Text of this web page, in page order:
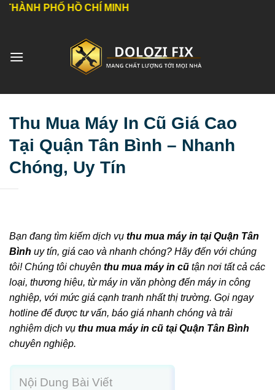
Bỏ
dung
HỒ CHÍ MINH
Thu Mua Máy In Cũ Giá Cao
Tại Quận Tân Bình – Nhanh
Chóng, Uy Tín
Bạn đang tìm kiếm dịch vụ thu mua máy in tại Quận Tân
Bình uy tín, giá cao và nhanh chóng? Hãy đến với chúng
tôi! Chúng tôi chuyên thu mua máy in cũ tận nơi tất cả các
loại, thương hiệu, từ máy in văn phòng đến máy in công
nghiệp, với mức giá cạnh tranh nhất thị trường. Gọi ngay
hotline để được tư vấn, báo giá nhanh chóng và trải
nghiệm dịch vụ thu mua máy in cũ tại Quận Tân Bình
chuyên nghiệp.
Nội Dung Bài Viết